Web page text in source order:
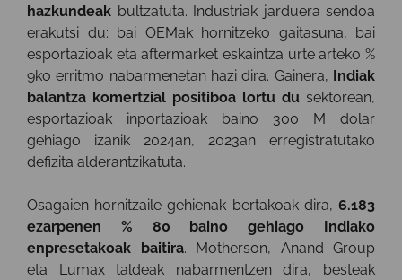
hazkundeak bultzatuta. Industriak jarduera sendoa
erakutsi du: bai OEMak hornitzeko gaitasuna, bai
esportazioak eta aftermarket eskaintza urte arteko %
9ko erritmo nabarmenetan hazi dira. Gainera,
Indiak
balantza komertzial positiboa lortu du sektorean,
esportazioak inportazioak baino 300 M dolar
gehiago izanik 2024an, 2023an erregistratutako
defizita alderantzikatuta.
Osagaien hornitzaile gehienak bertakoak dira, 6.183
ezarpenen % 80 baino gehiago Indiako
enpresetakoak baitira. Motherson, Anand Group
eta Lumax taldeak nabarmentzen dira, besteak